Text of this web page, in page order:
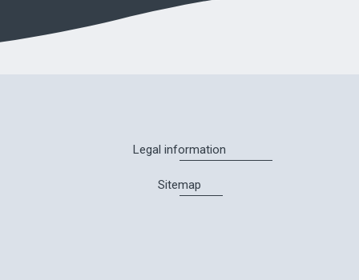
Legal information
Sitemap